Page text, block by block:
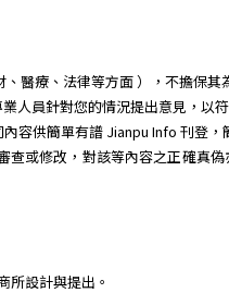
醫療、法律等方面 ），不擔保其
人員針對您的情況提出意見，以
容供簡單有譜 Jianpu Info 刊登，
或修改，對該等內容之正確真
所設計與提出。